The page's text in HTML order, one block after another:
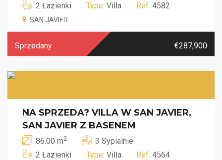
2 Łazienki
Type: Villa Ref. 4582
SAN JAVIER
Sprzedany €287,900
NA SPRZEDA? VILLA W SAN JAVIER,
SAN JAVIER Z BASENEM
86.00 m2
3 Sypialnie
2 Łazienki
Type: Villa Ref. 4564